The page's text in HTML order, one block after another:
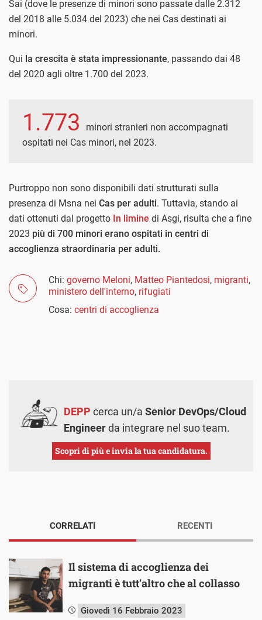
Sai (dove le presenze di minori sono passate dalle 2.312
del 2018 alle 5.034 del 2023) che nei Cas destinati ai
minori.
Qui la crescita è stata impressionante, passando dai 48
del 2020 agli oltre 1.700 del 2023.
1.773
minori stranieri non accompagnati
ospitati nei Cas minori, nel 2023.
Purtroppo non sono disponibili dati strutturati sulla
presenza di Msna nei Cas per adulti. Tuttavia, stando ai
dati ottenuti dal progetto In limine di Asgi, risulta che a fine
2023 più di 700 minori erano ospitati in centri di
accoglienza straordinaria per adulti.
Chi: governo Meloni, Matteo Piantedosi, migranti,
ministero dell'interno, rifugiati
Cosa: centri di accoglienza
DEPP cerca un/a Senior DevOps/Cloud
Engineerda integrare nel suo team.
Scopri di più e invia la tua candidatura.
CORRELATI
Il sistema di accoglienza dei
migranti è tutt’altro che al collasso
Giovedì 16 Febbraio 2023
RECENTI